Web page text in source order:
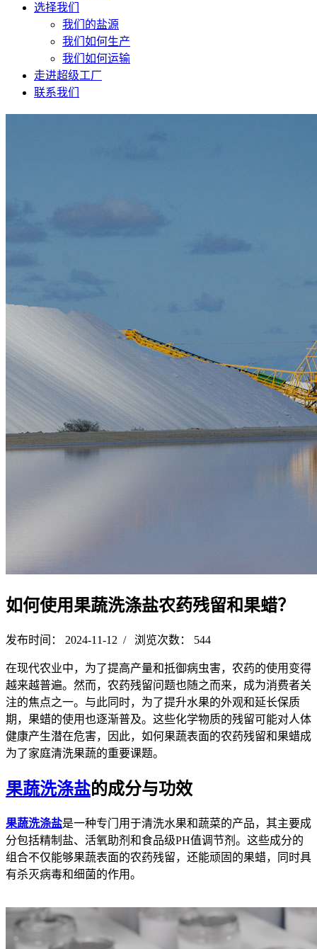
选择我们
我们的盐源
我们如何生产
我们如何运输
走进超级工厂
联系我们
如何使用果蔬洗涤盐农药残留和果蜡？
发布时间： 2024-11-12 / 浏览次数： 544
在现代农业中，为了提高产量和抵御病虫害，农药的使用变得
越来越普遍。然而，农药残留问题也随之而来，成为消费者关
注的焦点之一。与此同时，为了提升水果的外观和延长保质
期，果蜡的使用也逐渐普及。这些化学物质的残留可能对人体
健康产生潜在危害，因此，如何果蔬表面的农药残留和果蜡成
为了家庭清洗果蔬的重要课题。
果蔬洗涤盐的成分与功效
果蔬洗涤盐是一种专门用于清洗水果和蔬菜的产品，其主要成
分包括精制盐、活氧助剂和食品级PH值调节剂。这些成分的
组合不仅能够果蔬表面的农药残留，还能顽固的果蜡，同时具
有杀灭病毒和细菌的作用。